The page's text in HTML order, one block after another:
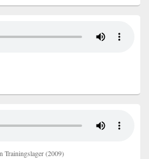
Trainingslager (2009)